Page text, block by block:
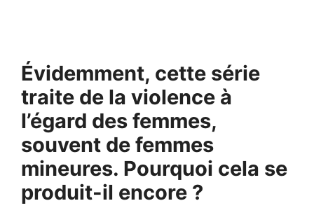
Évidemment, cette série
traite de la violence à
l’égard des femmes,
souvent de femmes
mineures. Pourquoi cela se
produit-il encore ?